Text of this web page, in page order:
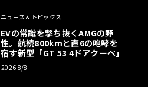
ニュース＆トピックス
EVの常識を撃ち抜くAMGの野
性。航続800kmと直6の咆哮を
宿す新型「GT 53 4ドアクーペ」
2026 8/8